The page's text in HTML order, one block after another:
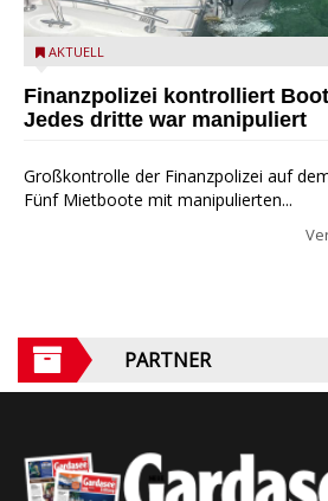
Guardia di Finanza - Finanzpolizei im
AKTUELL
Finanzpolizei kontrolliert
Jedes dritte war manipuliert
Großkontrolle der Finanzpolizei auf
Fünf Mietboote mit manipulierten...
PARTNER